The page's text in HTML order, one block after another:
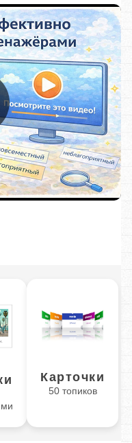
Карточки
50 топиков